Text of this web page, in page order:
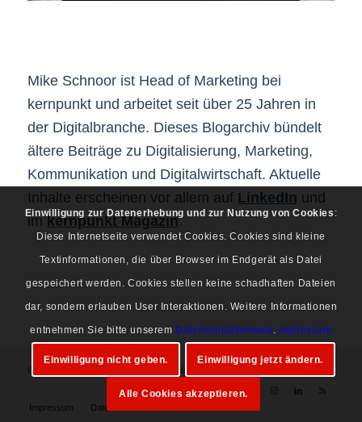
Mike Schnoor ist Head of Marketing bei
kernpunkt und arbeitet seit über 25 Jahren in
der Digitalbranche. Dieses Blogarchiv bündelt
ältere Beiträge zu Digitalisierung, Marketing,
Kommunikation und Digitalwirtschaft. Aktuelle
Inhalte erscheinen vor allem auf LinkedIn und
imkernpunkt Magazin.
© Copyright 1997-2026 Mike Schnoor. Alle Rechte vorbehalten.
Impressum Datenschutz
Einwilligung zur Datenerhebung und zur Nutzung von Cookies :
Diese Internetseite verwendet Cookies. Cookies sind kleine
Textinformationen, die über Browser im Endgerät als Datei
gespeichert werden. Cookies stellen keine schadhaften Dateien
dar, sondern erlauben User Interaktionen. Weitere Informationen
entnehmen Sie bitte unserem Datenschutzhinweis. Impressum
Einwilligung nicht geben. Einwilligung jetzt ändern.
Alle Cookies akzeptieren.